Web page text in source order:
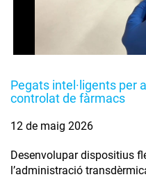
Pegats intel·ligents per
controlat de fàrmacs
12 de maig 2026
Desenvolupar dispositius
l’administració